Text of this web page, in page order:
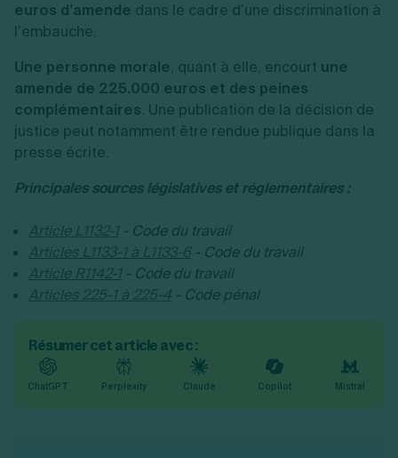
euros d’amende dans le cadre d’une discrimination à
l’embauche.
Une personne morale, quant à elle, encourt une
amende de 225.000 euros et des peines
complémentaires. Une publication de la décision de
justice peut notamment être rendue publique dans la
presse écrite.
Principales sources législatives et réglementaires :
Article L1132-1 - Code du travail
Articles L1133-1 à L1133-6- Code du travail
Article R1142-1 - Code du travail
Articles 225-1 à 225-4 - Code pénal
Résumer cet article avec :
ChatGPT Perplexity Claude Copilot Mistral